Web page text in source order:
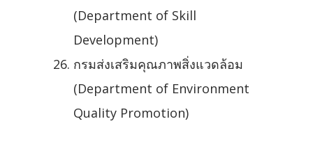
(Department of Skill
Development)
กรมส่งเสริมคุณภาพสิ่งแวดล้อม
(Department of Environment
Quality Promotion)